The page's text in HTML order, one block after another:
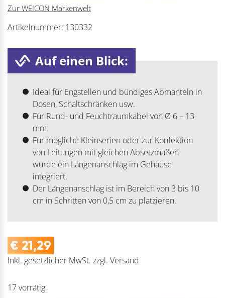
Zur WEICON Markenwelt
Artikelnummer: 130332
Auf einen Blick:
Ideal für Engstellen und bündiges Abmanteln in
Dosen, Schaltschränken usw.
Für Rund- und Feuchtraumkabel von Ø 6 – 13
mm.
Für mögliche Kleinserien oder zur Konfektion
von Leitungen mit gleichen Absetzmaßen
wurde ein Längenanschlag im Gehäuse
integriert.
Der Längenanschlag ist im Bereich von 3 bis 10
cm in Schritten von 0,5 cm zu platzieren.
€ 21,29
Inkl. gesetzlicher MwSt. zzgl. Versand
17 vorrätig